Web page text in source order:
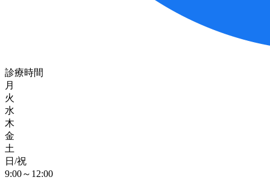
診療時間
月
火
水
木
金
土
日/祝
9:00～12:00